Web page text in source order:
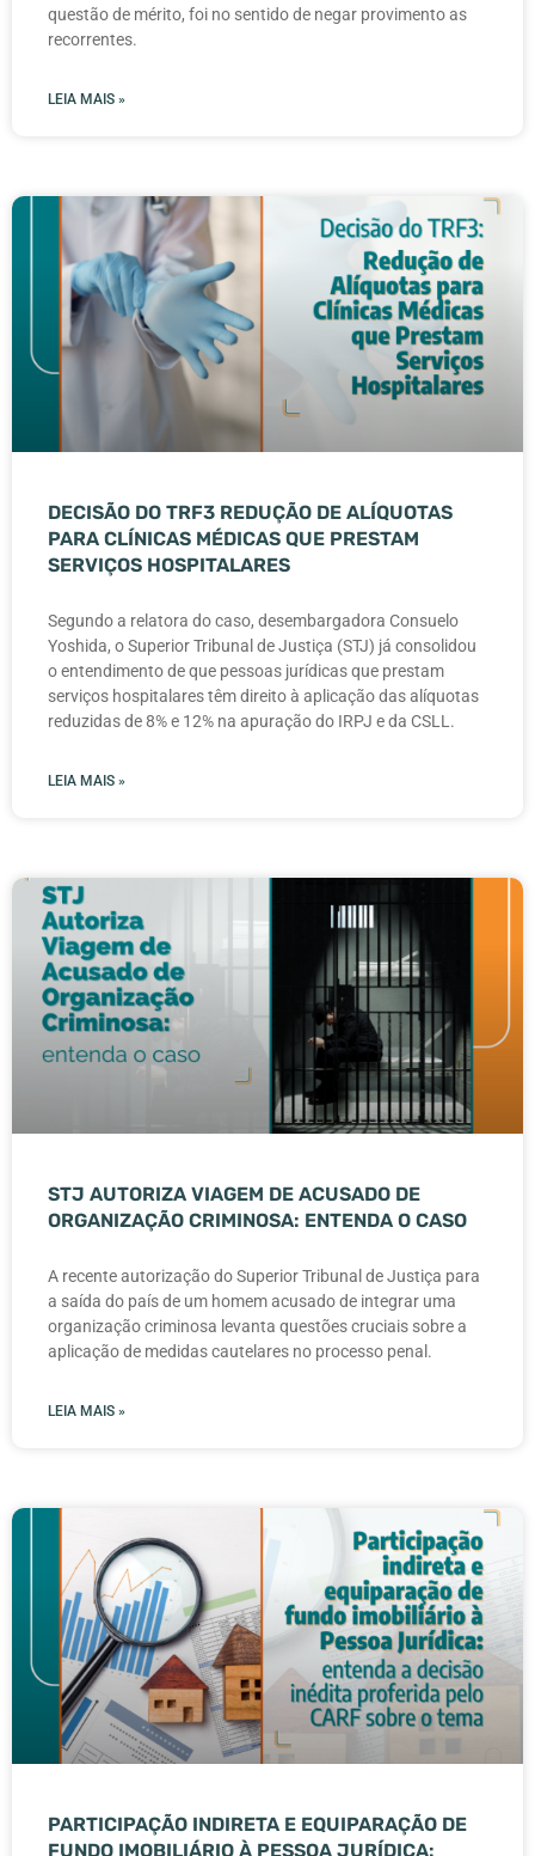
questão de mérito, foi no sentido de negar provimento as
recorrentes.
LEIA MAIS »
DECISÃO DO TRF3 REDUÇÃO DE ALÍQUOTAS
PARA CLÍNICAS MÉDICAS QUE PRESTAM
SERVIÇOS HOSPITALARES
Segundo a relatora do caso, desembargadora Consuelo
Yoshida, o Superior Tribunal de Justiça (STJ) já consolidou
o entendimento de que pessoas jurídicas que prestam
serviços hospitalares têm direito à aplicação das alíquotas
reduzidas de 8% e 12% na apuração do IRPJ e da CSLL.
LEIA MAIS »
STJ AUTORIZA VIAGEM DE ACUSADO DE
ORGANIZAÇÃO CRIMINOSA: ENTENDA O CASO
A recente autorização do Superior Tribunal de Justiça para
a saída do país de um homem acusado de integrar uma
organização criminosa levanta questões cruciais sobre a
aplicação de medidas cautelares no processo penal.
LEIA MAIS »
PARTICIPAÇÃO INDIRETA E EQUIPARAÇÃO DE
FUNDO IMOBILIÁRIO À PESSOA JURÍDICA: